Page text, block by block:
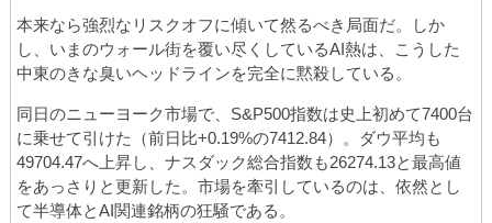
本来なら強烈なリスクオフに傾いて然るべき局面だ。しか
し、いまのウォール街を覆い尽くしているAI熱は、こうした
中東のきな臭いヘッドラインを完全に黙殺している。
同日のニューヨーク市場で、S&P500指数は史上初めて7400台
に乗せて引けた（前日比+0.19%の7412.84）。ダウ平均も
49704.47へ上昇し、ナスダック総合指数も26274.13と最高値
をあっさりと更新した。市場を牽引しているのは、依然とし
て半導体とAI関連銘柄の狂騒である。